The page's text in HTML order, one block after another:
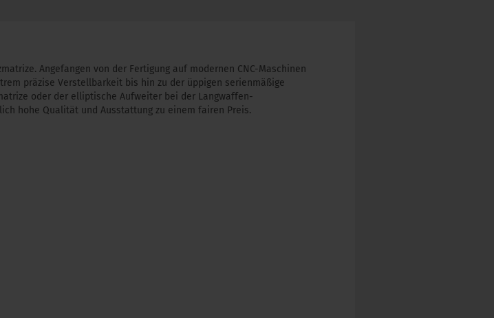
Angefangen von der Fertigung auf modernen CNC-Maschinen
präzise Verstellbarkeit bis hin zu der üppigen serienmäßige
oder der elliptische Aufweiter bei der Langwaffen-
hohe Qualität und Ausstattung zu einem fairen Preis.